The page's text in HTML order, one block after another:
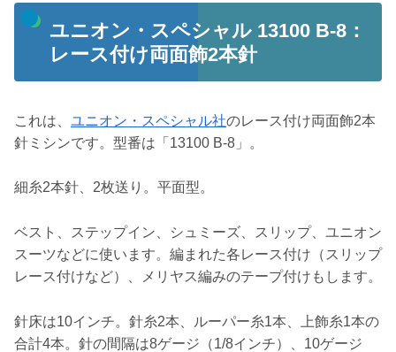
ユニオン・スペシャル 13100 B-8：
レース付け両面飾2本針
これは、 ユニオン・スペシャル社のレース付け両面飾2本
針ミシンです。型番は「13100 B-8」。
細糸2本針、2枚送り。平面型。
ベスト、ステップイン、シュミーズ、スリップ、ユニオン
スーツなどに使います。編まれた各レース付け（スリップ
レース付けなど）、メリヤス編みのテープ付けもします。
針床は10インチ。針糸2本、ルーパー糸1本、上飾糸1本の
合計4本。針の間隔は8ゲージ（1/8インチ）、10ゲージ